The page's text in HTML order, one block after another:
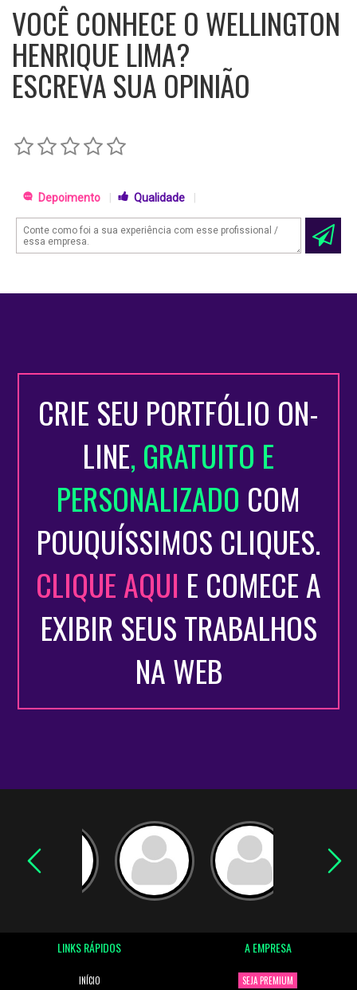
VOCÊ CONHECE O WELLINGTON
HENRIQUE LIMA?
ESCREVA SUA OPINIÃO
Depoimento Qualidade
CRIE SEU PORTFÓLIO ON-
LINE, GRATUITO E
PERSONALIZADO COM
POUQUÍSSIMOS CLIQUES.
CLIQUE AQUI E COMECE A
EXIBIR SEUS TRABALHOS
NA WEB
LINKS RÁPIDOS
INÍCIO
A EMPRESA
SEJA PREMIUM